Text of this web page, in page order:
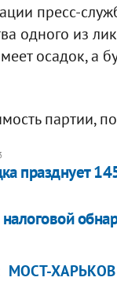
пресс-
одного из
осадок, а
партии,
празднует
МОСТ-ХАРЬКОВ